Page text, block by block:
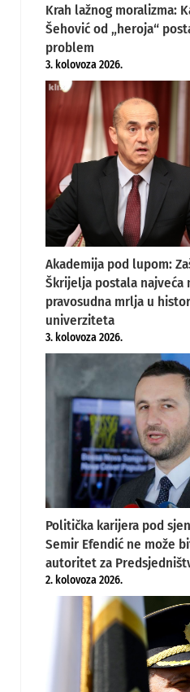
Krah lažnog moralizma:
Šehović od „heroja“
problem
3. kolovoza 2026.
Akademija pod lupom:
Škrijelja postala najveća
pravosudna mrlja u
univerziteta
3. kolovoza 2026.
Politička karijera pod
Semir Efendić ne može
autoritet za
2. kolovoza 2026.